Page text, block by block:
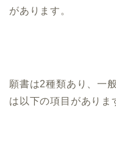
があります。
願書は2種類あり、一
は以下の項目がありま